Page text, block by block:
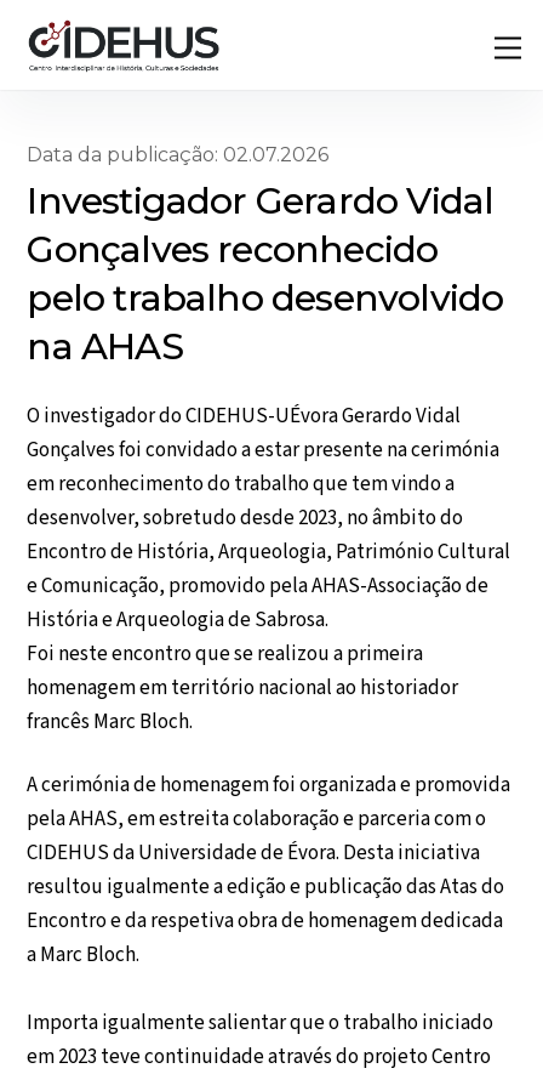
content
Data da publicação: 02.07.2026
Investigador Gerardo Vidal
Gonçalves reconhecido
pelo trabalho desenvolvido
na AHAS
O investigador do CIDEHUS-UÉvora Gerardo Vidal
Gonçalves foi convidado a estar presente na cerimónia
em reconhecimento do trabalho que tem vindo a
desenvolver, sobretudo desde 2023, no âmbito do
Encontro de História, Arqueologia, Património Cultural
e Comunicação, promovido pela AHAS-Associação de
História e Arqueologia de Sabrosa.
Foi neste encontro que se realizou a primeira
homenagem em território nacional ao historiador
francês Marc Bloch.
A cerimónia de homenagem foi organizada e promovida
pela AHAS, em estreita colaboração e parceria com o
CIDEHUS da Universidade de Évora. Desta iniciativa
resultou igualmente a edição e publicação das Atas do
Encontro e da respetiva obra de homenagem dedicada
a Marc Bloch.
Importa igualmente salientar que o trabalho iniciado
em 2023 teve continuidade através do projeto Centro